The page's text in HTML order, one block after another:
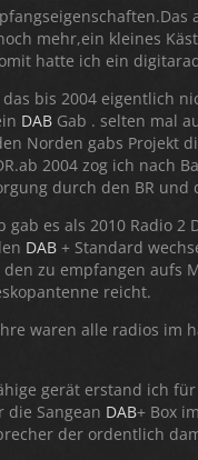
mehr,ein kleines
hatte ich ein
bis 2004 eigentlich
DAB Gab . selten mal
Norden gabs Projekt
2004 zog ich nach
durch den BR und
gab es als 2010 Radio 2
DAB + Standard
zu empfangen aufs
reicht.
waren alle radios im
gerät erstand ich
die Sangean DAB+ Box
der ordentlich